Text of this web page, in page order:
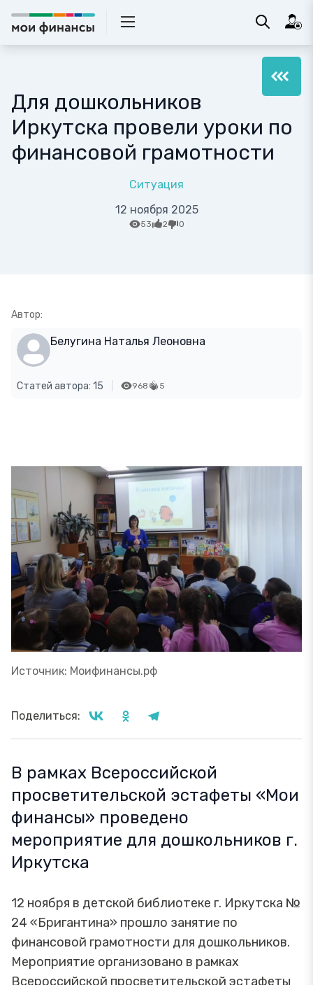
Для дошкольников
Иркутска провели уроки по
финансовой грамотности
Ситуация
12 ноября 2025
53 2 0
Автор:
Белугина Наталья Леоновна
Статей автора: 15 968 5
Источник: Моифинансы.рф
Поделиться:
В рамках Всероссийской
просветительской эстафеты «Мои
финансы» проведено
мероприятие для дошкольников г.
Иркутска
12 ноября в детской библиотеке г. Иркутска №
24 «Бригантина» прошло занятие по
финансовой грамотности для дошкольников.
Мероприятие организовано в рамках
Всероссийской просветительской эстафеты